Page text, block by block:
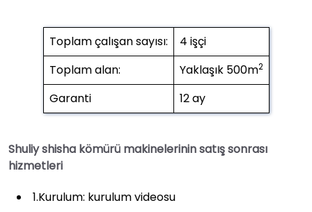
Toplam çalışan sayısı:
4 işçi
Toplam alan:
Yaklaşık 500m2
Garanti 12 ay
Shuliy shisha kömürü makinelerinin satış sonrası
hizmetleri
1.Kurulum: kurulum videosu